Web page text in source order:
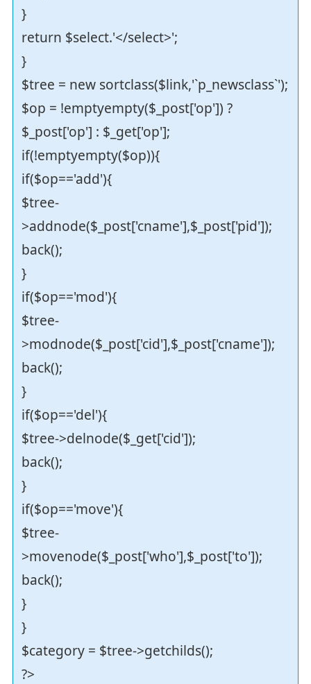
}
return $select.'</select>';
}
$tree = new sortclass($link,'`p_newsclass`');
$op = !emptyempty($_post['op']) ?
$_post['op'] : $_get['op'];
if(!emptyempty($op)){
if($op=='add'){
$tree-
>addnode($_post['cname'],$_post['pid']);
back();
}
if($op=='mod'){
$tree-
>modnode($_post['cid'],$_post['cname']);
back();
}
if($op=='del'){
$tree->delnode($_get['cid']);
back();
}
if($op=='move'){
$tree-
>movenode($_post['who'],$_post['to']);
back();
}
}
$category = $tree->getchilds();
?>